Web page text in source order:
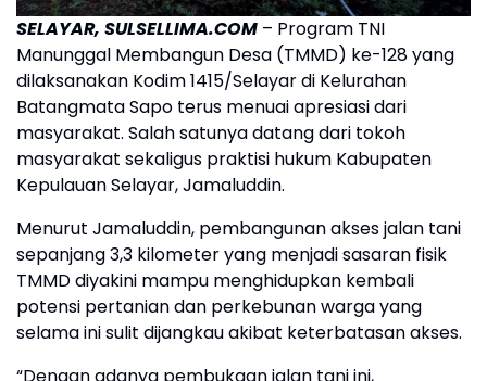
SELAYAR, SULSELLIMA.COM – Program TNI
Manunggal Membangun Desa (TMMD) ke-128 yang
dilaksanakan Kodim 1415/Selayar di Kelurahan
Batangmata Sapo terus menuai apresiasi dari
masyarakat. Salah satunya datang dari tokoh
masyarakat sekaligus praktisi hukum Kabupaten
Kepulauan Selayar, Jamaluddin.
Menurut Jamaluddin, pembangunan akses jalan tani
sepanjang 3,3 kilometer yang menjadi sasaran fisik
TMMD diyakini mampu menghidupkan kembali
potensi pertanian dan perkebunan warga yang
selama ini sulit dijangkau akibat keterbatasan akses.